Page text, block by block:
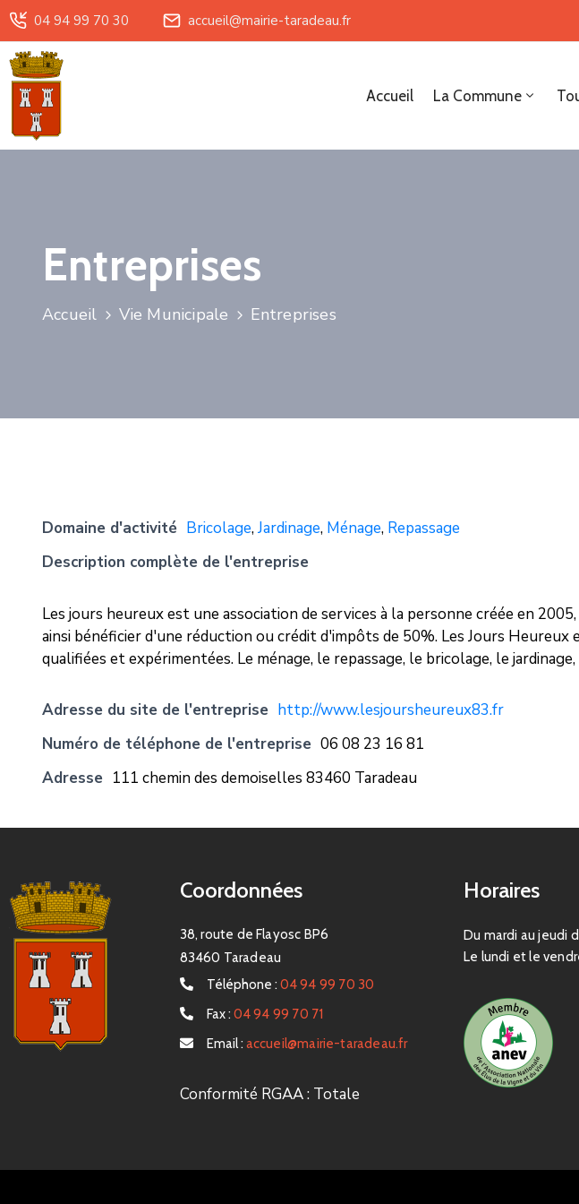
04 94 99 70 30 accueil@mairie-taradeau.fr
Accueil La Commune
Entreprises
Accueil Vie Municipale Entreprises
Domaine d'activité Bricolage,Jardinage, Ménage, Repassage
Description complète de l'entreprise
Les jours heureux est une association de services à la personne créée en
ainsi bénéficier d'une réduction ou crédit d'impôts de 50%. Les Jours
qualifiées et expérimentées. Le ménage, le repassage, le bricolage, le
Adresse du site de l'entreprise http://www.lesjoursheureux83.fr
Numéro de téléphone de l'entreprise 06 08 23 16 81
Adresse 111 chemin des demoiselles 83460 Taradeau
Coordonnées
38, route de Flayosc BP6
83460 Taradeau
Téléphone : 04 94 99 70 30
Fax : 04 94 99 70 71
Email : accueil@mairie-taradeau.fr
Conformité RGAA : Totale
Horaires
Du mardi au jeudi
Le lundi et le